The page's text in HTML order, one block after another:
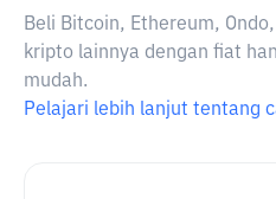
Beli Bitcoin, Ethereum,
kripto lainnya dengan fiat
mudah.
Pelajari lebih lanjut tentang